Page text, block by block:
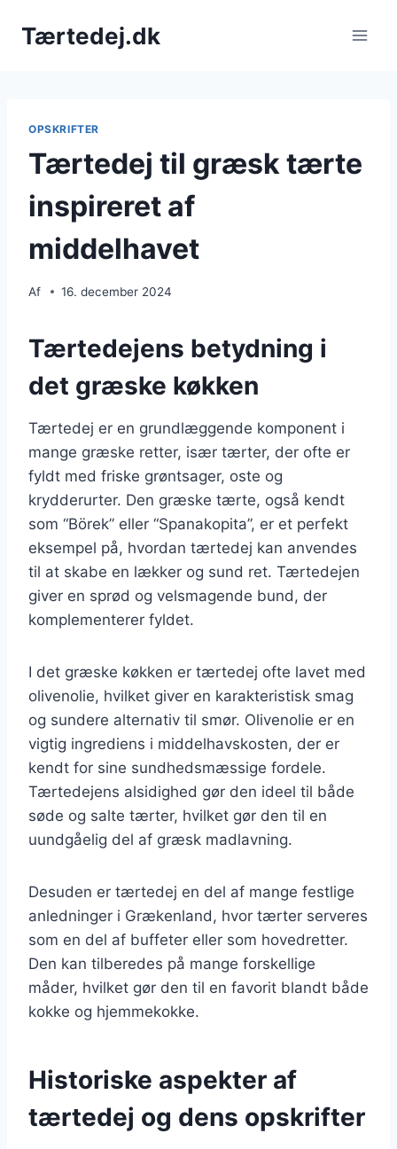
Tærtedej.dk
OPSKRIFTER
Tærtedej til græsk tærte
inspireret af
middelhavet
Af 16. december 2024
Tærtedejens betydning i
det græske køkken
Tærtedej er en grundlæggende komponent i
mange græske retter, især tærter, der ofte er
fyldt med friske grøntsager, oste og
krydderurter. Den græske tærte, også kendt
som “Börek” eller “Spanakopita”, er et perfekt
eksempel på, hvordan tærtedej kan anvendes
til at skabe en lækker og sund ret. Tærtedejen
giver en sprød og velsmagende bund, der
komplementerer fyldet.
I det græske køkken er tærtedej ofte lavet med
olivenolie, hvilket giver en karakteristisk smag
og sundere alternativ til smør. Olivenolie er en
vigtig ingrediens i middelhavskosten, der er
kendt for sine sundhedsmæssige fordele.
Tærtedejens alsidighed gør den ideel til både
søde og salte tærter, hvilket gør den til en
uundgåelig del af græsk madlavning.
Desuden er tærtedej en del af mange festlige
anledninger i Grækenland, hvor tærter serveres
som en del af buffeter eller som hovedretter.
Den kan tilberedes på mange forskellige
måder, hvilket gør den til en favorit blandt både
kokke og hjemmekokke.
Historiske aspekter af
tærtedej og dens opskrifter